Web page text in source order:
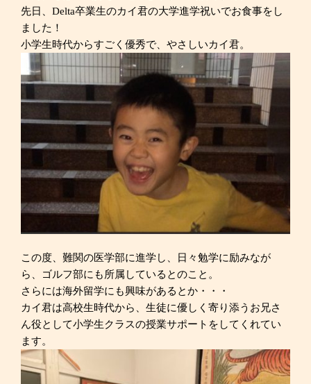
先日、Delta卒業生のカイ君の大学進学祝いでお食事をし
ました！
小学生時代からすごく優秀で、やさしいカイ君。
この度、難関の医学部に進学し、日々勉学に励みなが
ら、ゴルフ部にも所属しているとのこと。
さらには海外留学にも興味があるとか・・・
カイ君は高校生時代から、生徒に優しく寄り添うお兄さ
ん役として小学生クラスの授業サポートをしてくれてい
ます。